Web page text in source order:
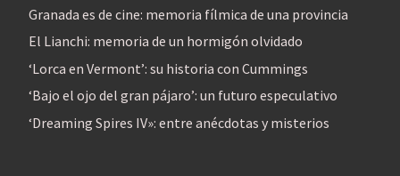
Granada es de cine: memoria fílmica de una provincia
El Lianchi: memoria de un hormigón olvidado
‘Lorca en Vermont’: su historia con Cummings
‘Bajo el ojo del gran pájaro’: un futuro especulativo
‘Dreaming Spires IV»: entre anécdotas y misterios